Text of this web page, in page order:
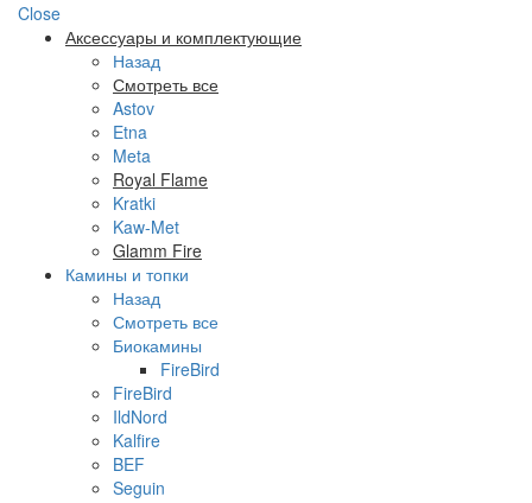
Close
Аксессуары и комплектующие
Назад
Смотреть все
Astov
Etna
Meta
Royal Flame
Kratki
Kaw-Met
Glamm Fire
Камины и топки
Назад
Смотреть все
Биокамины
FireBird
FireBird
IldNord
Kalfire
BEF
Seguin